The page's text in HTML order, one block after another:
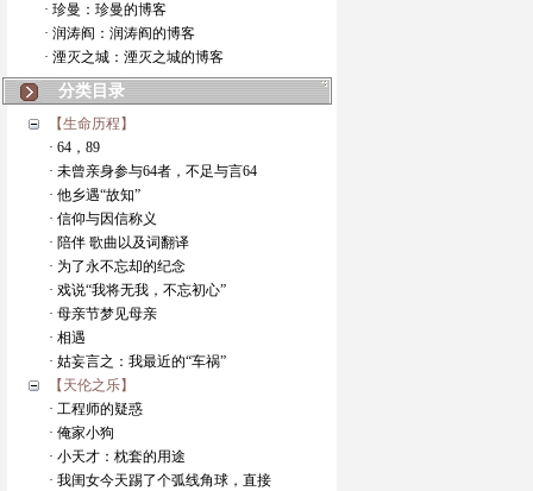
· 珍曼：珍曼的博客
· 润涛阎：润涛阎的博客
· 湮灭之城：湮灭之城的博客
分类目录
【生命历程】
· 64，89
· 未曾亲身参与64者，不足与言64
· 他乡遇“故知”
· 信仰与因信称义
· 陪伴 歌曲以及词翻译
· 为了永不忘却的纪念
· 戏说“我将无我，不忘初心”
· 母亲节梦见母亲
· 相遇
· 姑妄言之：我最近的“车祸”
【天伦之乐】
· 工程师的疑惑
· 俺家小狗
· 小天才：枕套的用途
· 我闺女今天踢了个弧线角球，直接